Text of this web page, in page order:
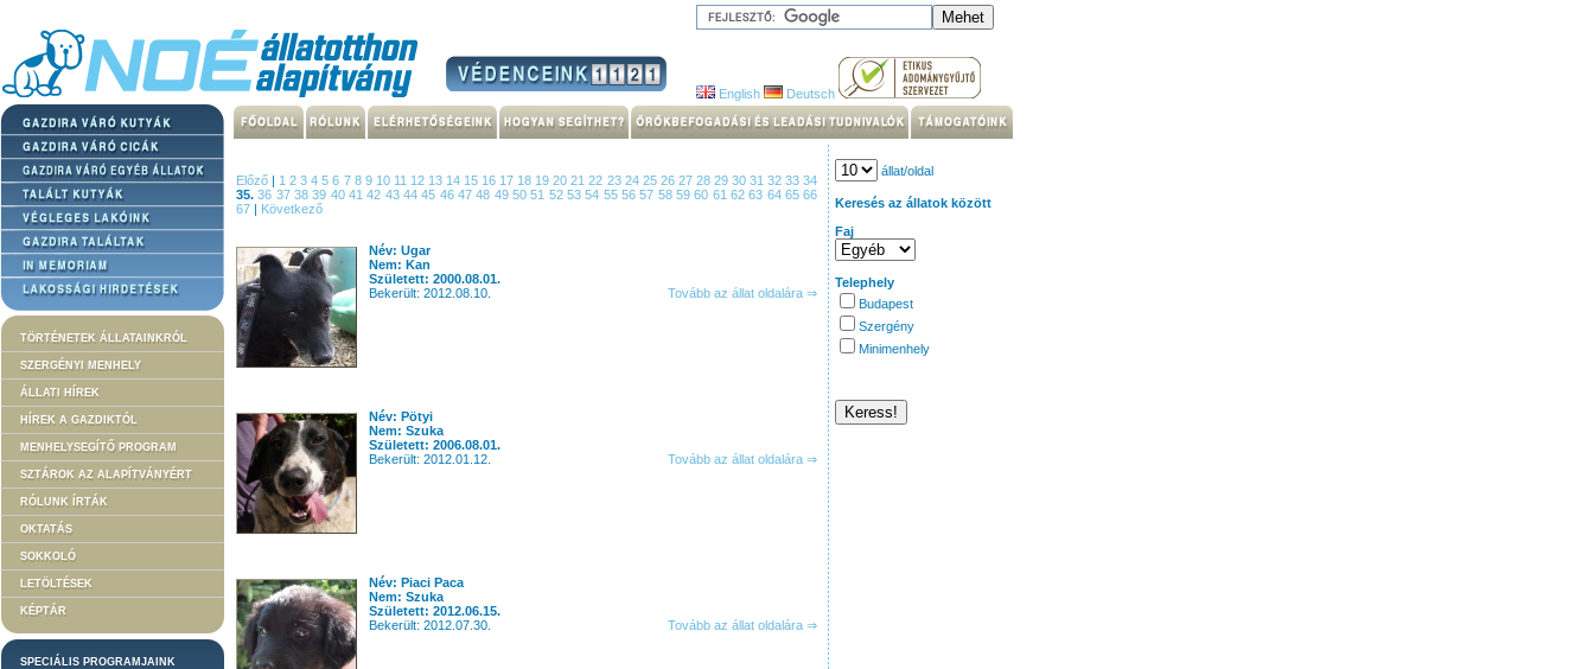
English Deutsch
TÖRTÉNETEK ÁLLATAINKRÓL
SZERGÉNYI MENHELY
ÁLLATI HÍREK
HÍREK A GAZDIKTÓL
MENHELYSEGÍTŐ PROGRAM
SZTÁROK AZ ALAPÍTVÁNYÉRT
RÓLUNK ÍRTÁK
OKTATÁS
SOKKOLÓ
LETÖLTÉSEK
KÉPTÁR
SPECIÁLIS PROGRAMJAINK
Előző | 123456 7 8 9 10 11 12 13 14 15 16 17 18 19202122 23 24 25 26 27 28 29 30 31323334
35. 36 37 3839 40 4142 43 4445 46 4748 49 5051 52 5354 55 5657 58 5960 61 6263 64 6566
67 | Következő
Név: Ugar
Nem: Kan
Született: 2000.08.01.
Bekerült: 2012.08.10.
Tovább az állat oldalára ⇒
Név: Pötyi
Nem: Szuka
Született: 2006.08.01.
Bekerült: 2012.01.12.
Tovább az állat oldalára ⇒
Név: Piaci Paca
Nem: Szuka
Született: 2012.06.15.
Bekerült: 2012.07.30.
Tovább az állat oldalára ⇒
állat/oldal
Keresés az állatok között
Faj
Telephely
Budapest
Szergény
Minimenhely